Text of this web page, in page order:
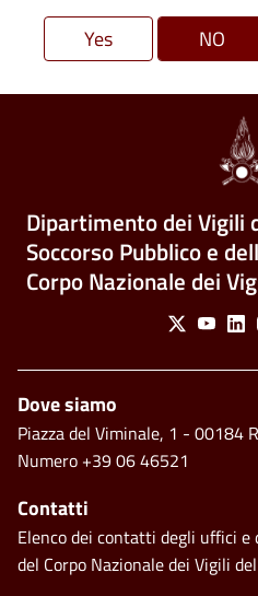
Dipartimento dei Vigili
Soccorso Pubblico e
Corpo Nazionale dei
Social
X Youtube
Piè di pagina
Dove siamo
Piazza del Viminale, 1 - 00184
Numero +39 06 46521
Contatti
Elenco dei contatti degli uffici e
del Corpo Nazionale dei Vigili